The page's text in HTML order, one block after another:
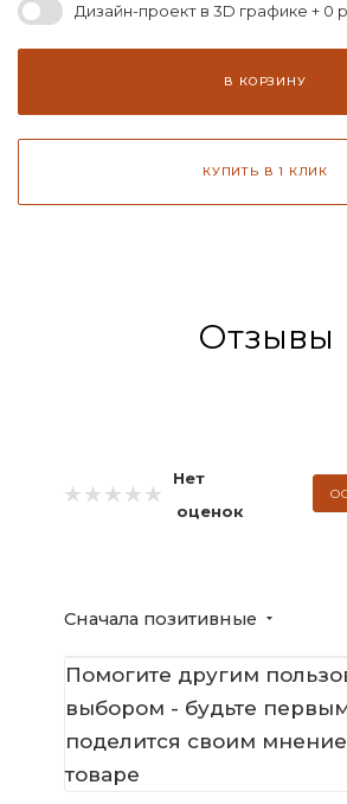
Дизайн-проект в 3D графике + 0
В КОРЗИНУ
КУПИТЬ В 1 КЛИК
Отзывы
Нет
оценок
Сначала позитивные
Помогите другим
выбором - будьте
поделится своим
товаре